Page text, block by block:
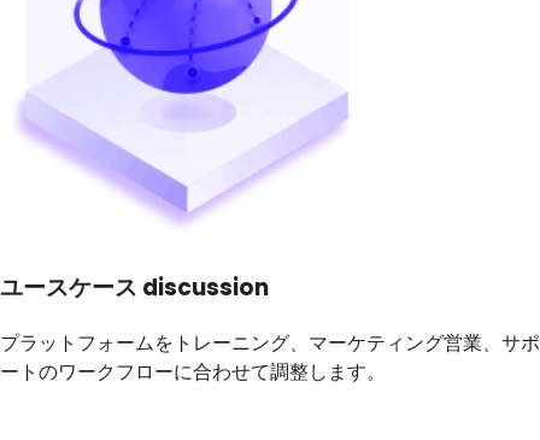
ユースケース discussion
プラットフォームをトレーニング、マーケティング営業、サポ
ートのワークフローに合わせて調整します。